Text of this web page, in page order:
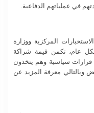
في عملياتهم الدفاعية.
المركزية ووزارة
عام، تكمن قيمة شراكة
قرارات سياسية وهم يتخذون
وبالتالي معرفة المزيد عن